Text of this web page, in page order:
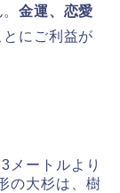
。金運、恋愛
にご利益が
メートルより
の大杉は、樹